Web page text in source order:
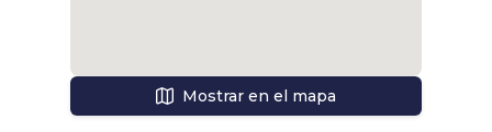
Mostrar en el mapa